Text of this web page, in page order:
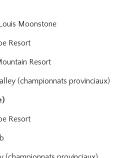
Moonstone
Resort
Resort
(championnats provinciaux)
Resort